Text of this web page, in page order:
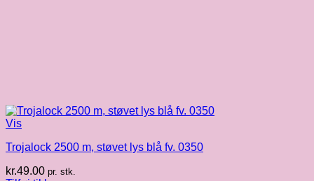
Vis
Trojalock 2500 m, støvet lys blå fv. 0350
kr.49.00 pr. stk.